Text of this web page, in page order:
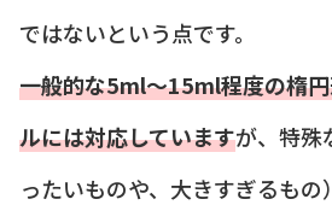
ではないという点です。
一般的な5ml〜15ml程度の楕
ルには対応していますが、特殊
ったいものや、大きすぎるも